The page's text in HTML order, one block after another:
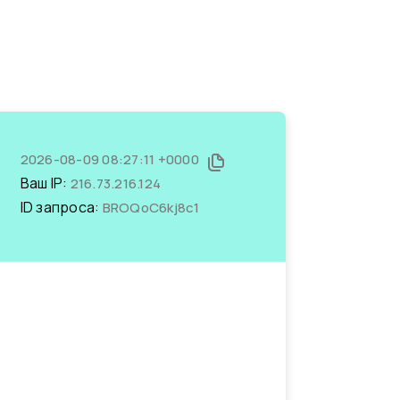
2026-08-09 08:27:11 +0000
Ваш IP: 216.73.216.124
ID запроса: BROQoC6kj8c1